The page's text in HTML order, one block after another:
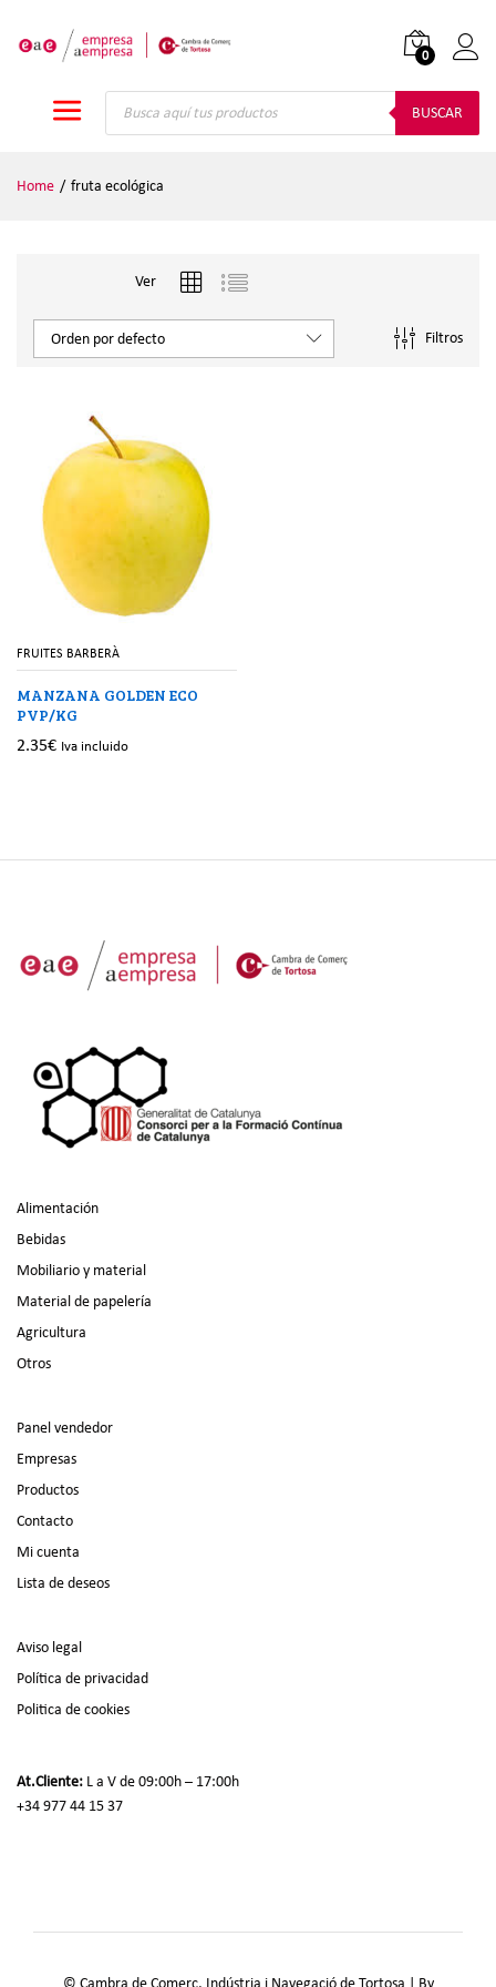
0
Búsqueda
BUSCAR
Home / fruta ecológica
Ver
Filtros
Orden por defecto
FRUITES BARBERÀ
MANZANA GOLDEN ECO
PVP/KG
2.35€ Iva incluido
Alimentación
Bebidas
Mobiliario y material
Material de papelería
Agricultura
Otros
Panel vendedor
Empresas
Productos
Contacto
Mi cuenta
Lista de deseos
Aviso legal
Política de privacidad
Politica de cookies
At.Cliente: L a V de 09:00h – 17:00h
+34 977 44 15 37